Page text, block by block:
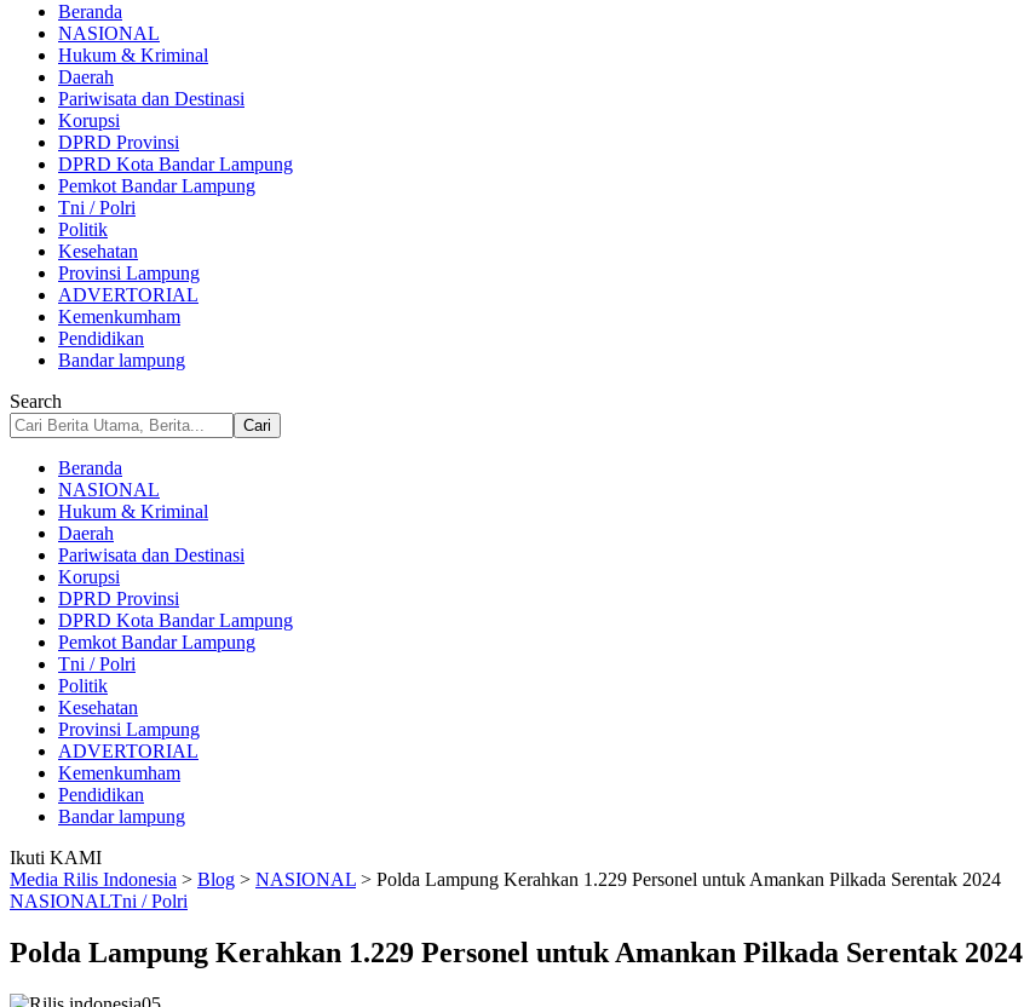
Beranda
NASIONAL
Hukum & Kriminal
Daerah
Pariwisata dan Destinasi
Korupsi
DPRD Provinsi
DPRD Kota Bandar Lampung
Pemkot Bandar Lampung
Tni / Polri
Politik
Kesehatan
Provinsi Lampung
ADVERTORIAL
Kemenkumham
Pendidikan
Bandar lampung
Search
Beranda
NASIONAL
Hukum & Kriminal
Daerah
Pariwisata dan Destinasi
Korupsi
DPRD Provinsi
DPRD Kota Bandar Lampung
Pemkot Bandar Lampung
Tni / Polri
Politik
Kesehatan
Provinsi Lampung
ADVERTORIAL
Kemenkumham
Pendidikan
Bandar lampung
Ikuti KAMI
Media Rilis Indonesia > Blog > NASIONAL > Polda Lampung Kerahkan 1.229 Personel untuk Amankan Pilkada Serentak 2024
NASIONALTni / Polri
Polda Lampung Kerahkan 1.229 Personel untuk Amankan Pilkada Serentak 2024